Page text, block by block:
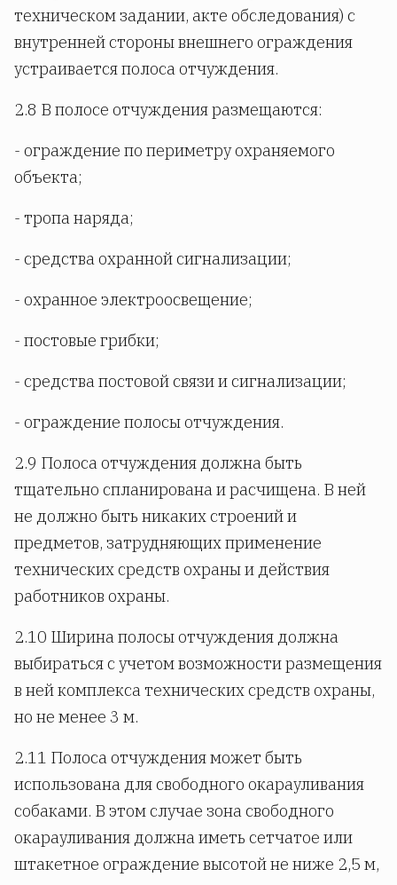
техническом задании, акте обследования) с
внутренней стороны внешнего ограждения
устраивается полоса отчуждения.
2.8 В полосе отчуждения размещаются:
- ограждение по периметру охраняемого
объекта;
- тропа наряда;
- средства охранной сигнализации;
- охранное электроосвещение;
- постовые грибки;
- средства постовой связи и сигнализации;
- ограждение полосы отчуждения.
2.9 Полоса отчуждения должна быть
тщательно спланирована и расчищена. В ней
не должно быть никаких строений и
предметов, затрудняющих применение
технических средств охраны и действия
работников охраны.
2.10 Ширина полосы отчуждения должна
выбираться с учетом возможности размещения
в ней комплекса технических средств охраны,
но не менее 3 м.
2.11 Полоса отчуждения может быть
использована для свободного окарауливания
собаками. В этом случае зона свободного
окарауливания должна иметь сетчатое или
штакетное ограждение высотой не ниже 2,5 м,